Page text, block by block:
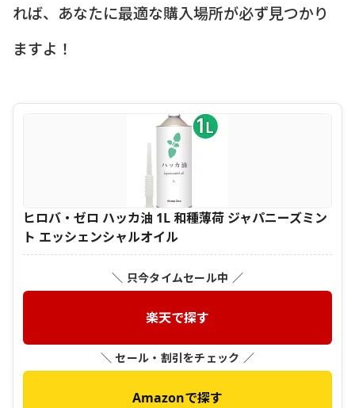
れば、あなたに最適な購入場所が必ず見つかり
ますよ！
ヒロバ・ゼロ ハッカ油 1L 和種薄荷 ジャパニーズミン
ト エッシェンシャルオイル
＼ 只今タイムセール中 ／
楽天で探す
＼ セール・割引をチェック ／
Amazonで探す